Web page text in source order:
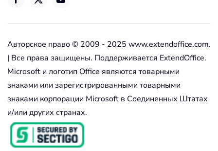
Авторское право © 2009 - 2025 www.extendoffice.com.
| Все права защищены. Поддерживается ExtendOffice.
Microsoft и логотип Office являются товарными
знаками или зарегистрированными товарными
знаками корпорации Microsoft в Соединенных Штатах
и/или других странах.